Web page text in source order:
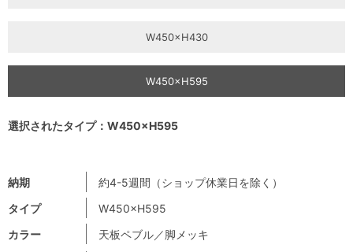
納期
約4-5週間（ショップ休業日を除く）
タイプ
W450×H595
カラー
天板ペブル／脚メッキ
W450×H430
W450×H595
選択されたタイプ：W450×H595